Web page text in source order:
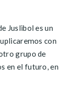
Juslibol es un
con
grupo de
en el futuro, en